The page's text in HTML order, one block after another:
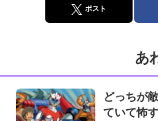
ポスト
あ
どっちが
ていて怖